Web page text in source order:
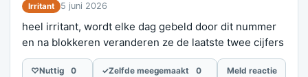
Irritant 5 juni 2026
heel irritant, wordt elke dag gebeld door dit nummer
en na blokkeren veranderen ze de laatste twee cijfers
♡Nuttig 0 ✓Zelfde meegemaakt 0 Meld reactie